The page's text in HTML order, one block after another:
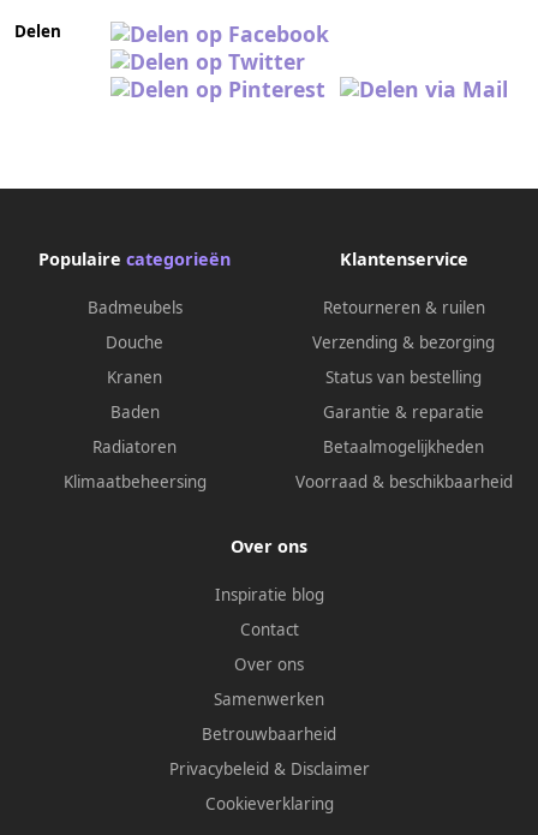
Delen
Populaire categorieën
Badmeubels
Douche
Kranen
Baden
Radiatoren
Klimaatbeheersing
Klantenservice
Retourneren & ruilen
Verzending & bezorging
Status van bestelling
Garantie & reparatie
Betaalmogelijkheden
Voorraad & beschikbaarheid
Over ons
Inspiratie blog
Contact
Over ons
Samenwerken
Betrouwbaarheid
Privacybeleid & Disclaimer
Cookieverklaring